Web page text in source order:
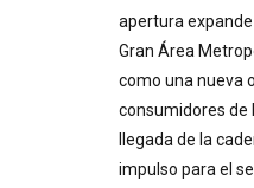
apertura
Gran Área
como una nueva
consumidores de
llegada de la
impulso para el